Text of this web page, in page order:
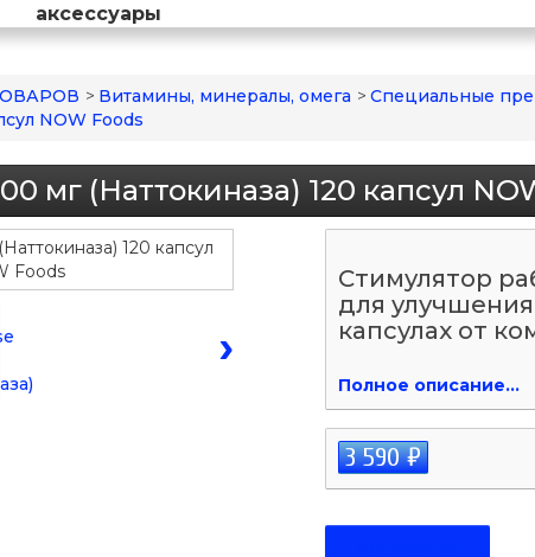
аксессуары
> Витамины, минералы, омега > Специальные
NOW Foods
мг (Наттокиназа) 120 капсул
›
Стимулятор
для
капсулах от
Полное описание...
3 590 ₽